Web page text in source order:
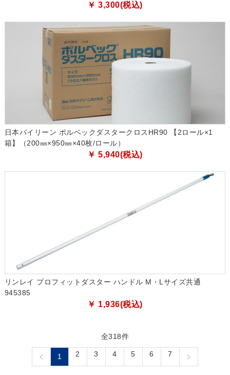
リンレイ プロフィットダスター ハンドル M・Lサイズ共通
945385
￥ 1,936(税込)
￥ 3,300(税込)
日本バイリーン ポルベックダスタークロスHR90 【2ロール×1
箱】（200㎜×950㎜×40枚/ロール）
￥ 5,940(税込)
全318件
1 2 3 4 5 6 7